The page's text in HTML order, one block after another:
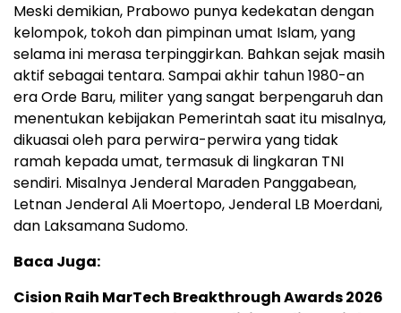
Meski demikian, Prabowo punya kedekatan dengan
kelompok, tokoh dan pimpinan umat Islam, yang
selama ini merasa terpinggirkan. Bahkan sejak masih
aktif sebagai tentara. Sampai akhir tahun 1980-an
era Orde Baru, militer yang sangat berpengaruh dan
menentukan kebijakan Pemerintah saat itu misalnya,
dikuasai oleh para perwira-perwira yang tidak
ramah kepada umat, termasuk di lingkaran TNI
sendiri. Misalnya Jenderal Maraden Panggabean,
Letnan Jenderal Ali Moertopo, Jenderal LB Moerdani,
dan Laksamana Sudomo.
Baca Juga:
Cision Raih MarTech Breakthrough Awards 2026